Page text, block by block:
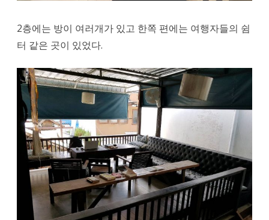
2층에는 방이 여러개가 있고 한쪽 편에는 여행자들의 쉼
터 같은 곳이 있었다.